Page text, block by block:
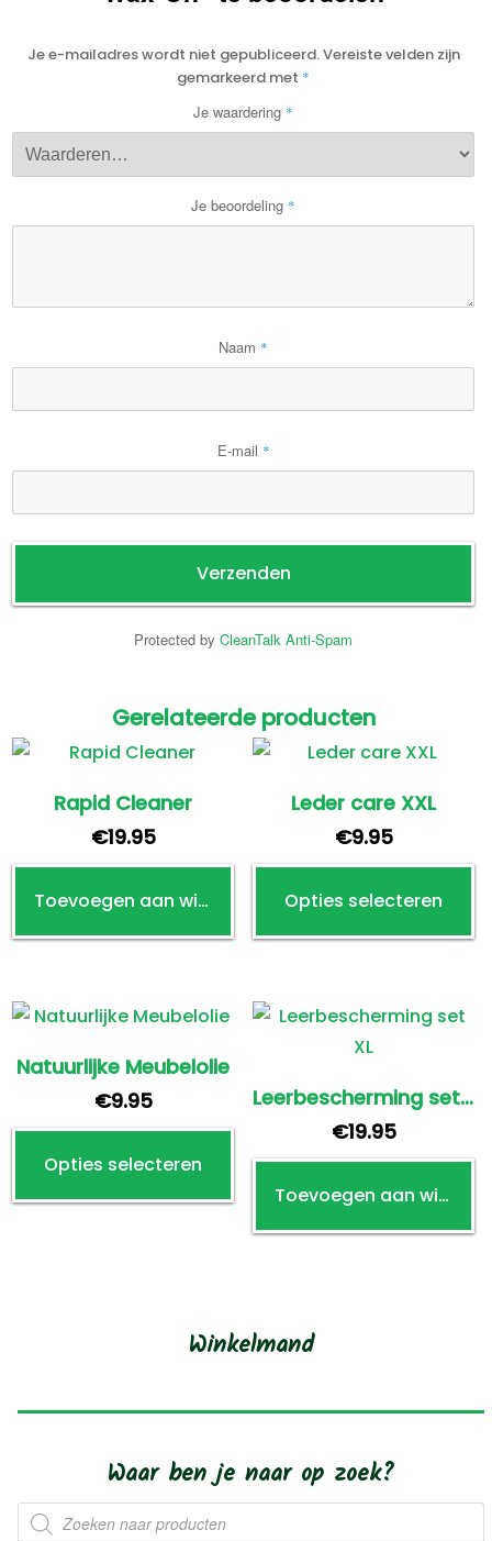
Je e-mailadres wordt niet gepubliceerd.Vereiste velden zijn
gemarkeerd met *
Je waardering *
Je beoordeling *
Naam *
E-mail *
Protected byCleanTalk Anti-Spam
Gerelateerde producten
Rapid Cleaner
€19.95
Toevoegen aan winkelwagen
Leder care XXL
€9.95
Opties selecteren
Natuurlijke Meubelolie
€9.95
Opties selecteren
heeft
meerdere
optie
kan
worden
de
productpagina
Leerbescherming set XL
€19.95
Toevoegen aan winkelwagen
Winkelmand
Waar ben je naar op zoek?
Producten
zoeken